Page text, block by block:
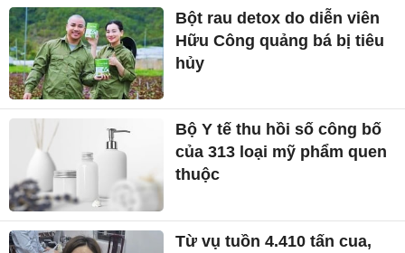
Bột rau detox do diễn viên
Hữu Công quảng bá bị tiêu
hủy
Bộ Y tế thu hồi số công bố
của 313 loại mỹ phẩm quen
thuộc
Từ vụ tuồn 4.410 tấn cua,